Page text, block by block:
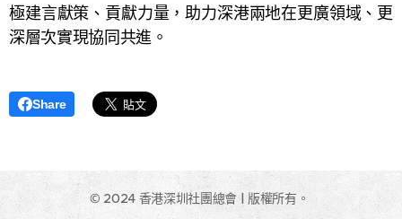
極建言獻策、貢獻力量，助力深港兩地在更廣領域、更
深層次實現協同共進。
Share
© 2024 香港深圳社團總會 | 版權所有。